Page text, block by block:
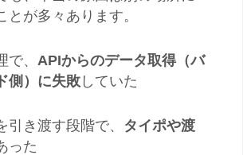
とが多々あります。
で、 APIからのデータ取得（バ
側）に失敗 していた
引き渡す段階で、 タイポや渡
った